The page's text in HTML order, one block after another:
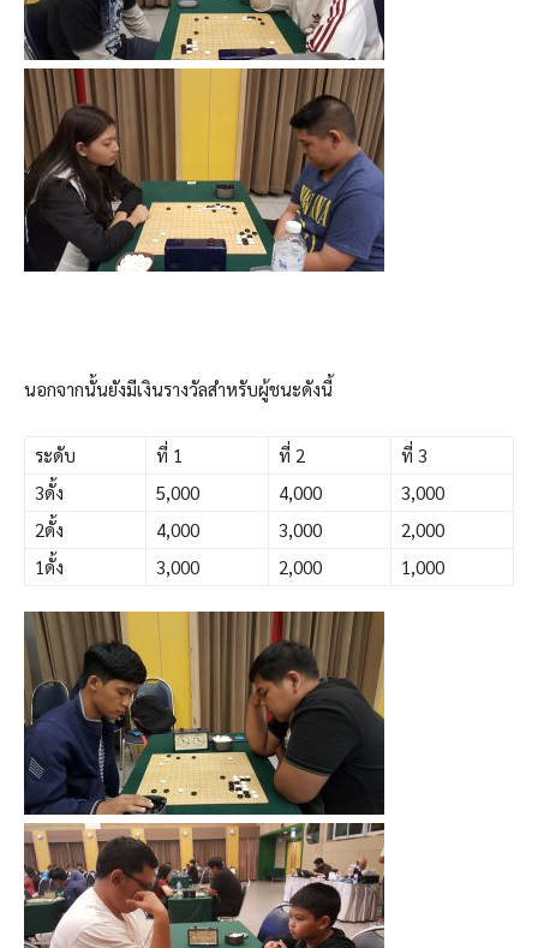
นอกจากนั้นยังมีเงินรางวัลสำหรับผู้ชนะดังนี้
ระดับ ที่ 1 ที่ 2
ที่ 3
3ดั้ง
5,000 4,000
3,000
2ดั้ง
4,000 3,000
2,000
1ดั้ง
3,000 2,000 1,000